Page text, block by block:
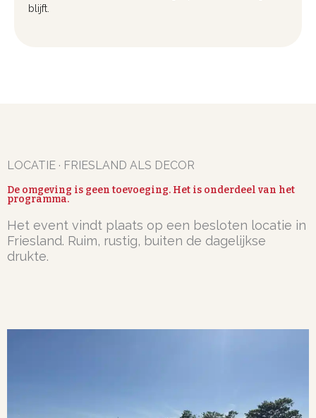
blijft.
LOCATIE · FRIESLAND ALS DECOR
De omgeving is geen toevoeging. Het is onderdeel van het
programma.
Het event vindt plaats op een besloten locatie in
Friesland. Ruim, rustig, buiten de dagelijkse
drukte.